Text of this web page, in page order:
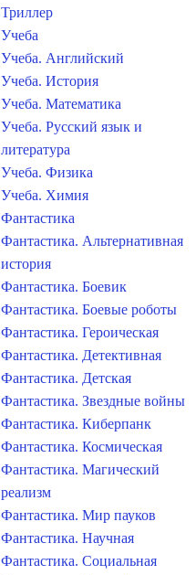
Триллер
Учеба
Учеба. Английский
Учеба. История
Учеба. Математика
Учеба. Русский язык и
литература
Учеба. Физика
Учеба. Химия
Фантастика
Фантастика. Альтернативная
история
Фантастика. Боевик
Фантастика. Боевые роботы
Фантастика. Героическая
Фантастика. Детективная
Фантастика. Детская
Фантастика. Звездные войны
Фантастика. Киберпанк
Фантастика. Космическая
Фантастика. Магический
реализм
Фантастика. Мир пауков
Фантастика. Научная
Фантастика. Социальная